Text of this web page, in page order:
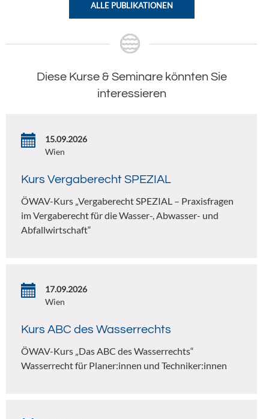
ALLE PUBLIKATIONEN
Diese Kurse & Seminare könnten Sie
interessieren
15.09.2026
Wien
Kurs Vergaberecht SPEZIAL
ÖWAV-Kurs „Vergaberecht SPEZIAL – Praxisfragen
im Vergaberecht für die Wasser-, Abwasser- und
Abfallwirtschaft“
17.09.2026
Wien
Kurs ABC des Wasserrechts
ÖWAV-Kurs „Das ABC des Wasserrechts“
Wasserrecht für Planer:innen und Techniker:innen